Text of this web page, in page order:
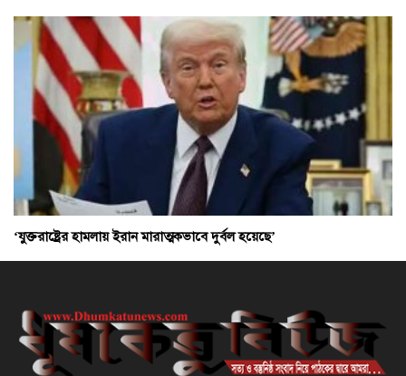
‘যুক্তরাষ্ট্রের হামলায় ইরান মারাত্মকভাবে দুর্বল হয়েছে’